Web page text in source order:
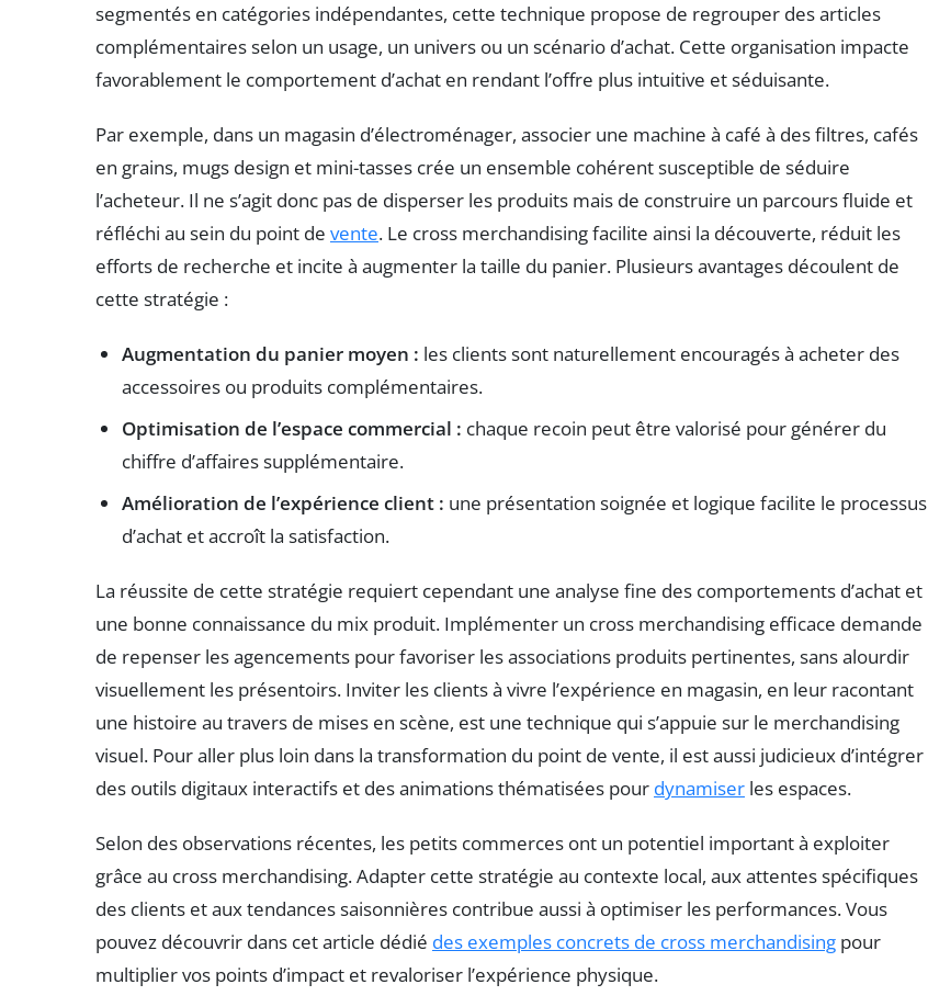
segmentés en catégories indépendantes, cette technique propose de regrouper des articles
complémentaires selon un usage, un univers ou un scénario d’achat. Cette organisation impacte
favorablement le comportement d’achat en rendant l’offre plus intuitive et séduisante.
Par exemple, dans un magasin d’électroménager, associer une machine à café à des filtres, cafés
en grains, mugs design et mini-tasses crée un ensemble cohérent susceptible de séduire
l’acheteur. Il ne s’agit donc pas de disperser les produits mais de construire un parcours fluide et
réfléchi au sein du point de vente. Le cross merchandising facilite ainsi la découverte, réduit les
efforts de recherche et incite à augmenter la taille du panier. Plusieurs avantages découlent de
cette stratégie :
Augmentation du panier moyen : les clients sont naturellement encouragés à acheter des
accessoires ou produits complémentaires.
Optimisation de l’espace commercial : chaque recoin peut être valorisé pour générer du
chiffre d’affaires supplémentaire.
Amélioration de l’expérience client : une présentation soignée et logique facilite le processus
d’achat et accroît la satisfaction.
La réussite de cette stratégie requiert cependant une analyse fine des comportements d’achat et
une bonne connaissance du mix produit. Implémenter un cross merchandising efficace demande
de repenser les agencements pour favoriser les associations produits pertinentes, sans alourdir
visuellement les présentoirs. Inviter les clients à vivre l’expérience en magasin, en leur racontant
une histoire au travers de mises en scène, est une technique qui s’appuie sur le merchandising
visuel. Pour aller plus loin dans la transformation du point de vente, il est aussi judicieux d’intégrer
des outils digitaux interactifs et des animations thématisées pour dynamiser les espaces.
Selon des observations récentes, les petits commerces ont un potentiel important à exploiter
grâce au cross merchandising. Adapter cette stratégie au contexte local, aux attentes spécifiques
des clients et aux tendances saisonnières contribue aussi à optimiser les performances. Vous
pouvez découvrir dans cet article dédié des exemples concrets de cross merchandising pour
multiplier vos points d’impact et revaloriser l’expérience physique.